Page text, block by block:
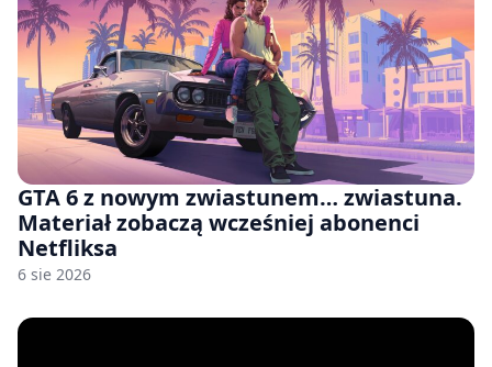
GTA 6 z nowym zwiastunem… zwiastuna.
Materiał zobaczą wcześniej abonenci
Netfliksa
6 sie 2026